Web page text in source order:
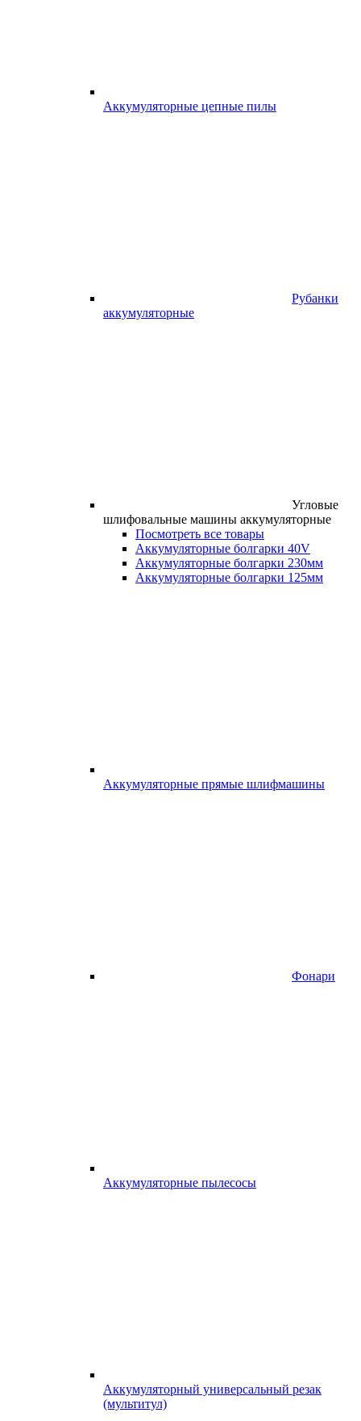
Аккумуляторные цепные пилы
Рубанки
аккумуляторные
Угловые
шлифовальные машины аккумуляторные
Посмотреть все товары
Аккумуляторные болгарки 40V
Аккумуляторные болгарки 230мм
Аккумуляторные болгарки 125мм
Аккумуляторные прямые шлифмашины
Фонари
Аккумуляторные пылесосы
Аккумуляторный универсальный резак
(мультитул)